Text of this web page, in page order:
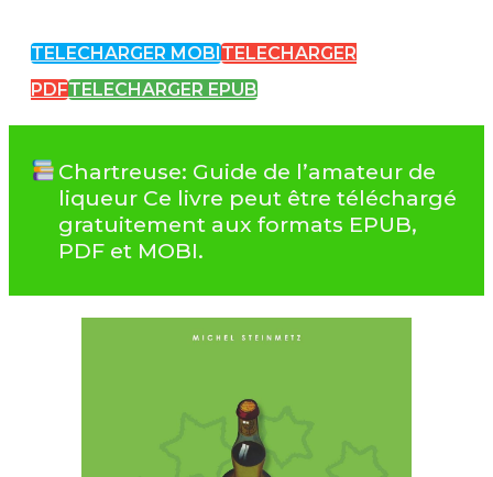
TELECHARGER MOBI TELECHARGER
PDFTELECHARGER EPUB
Chartreuse: Guide de l’amateur de
liqueur Ce livre peut être téléchargé
gratuitement aux formats EPUB,
PDF et MOBI.